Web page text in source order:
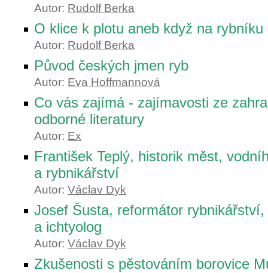
Autor: Rudolf Berka
O klice k plotu aneb když na rybníku
Autor: Rudolf Berka
Původ českých jmen ryb
Autor: Eva Hoffmannová
Co vás zajímá - zajímavosti ze
odborné literatury
Autor: Ex
František Teplý, historik měst,
a rybnikářství
Autor: Václav Dyk
Josef Šusta, reformátor rybnikářství,
a ichtyolog
Autor: Václav Dyk
Zkušenosti s pěstováním borovice